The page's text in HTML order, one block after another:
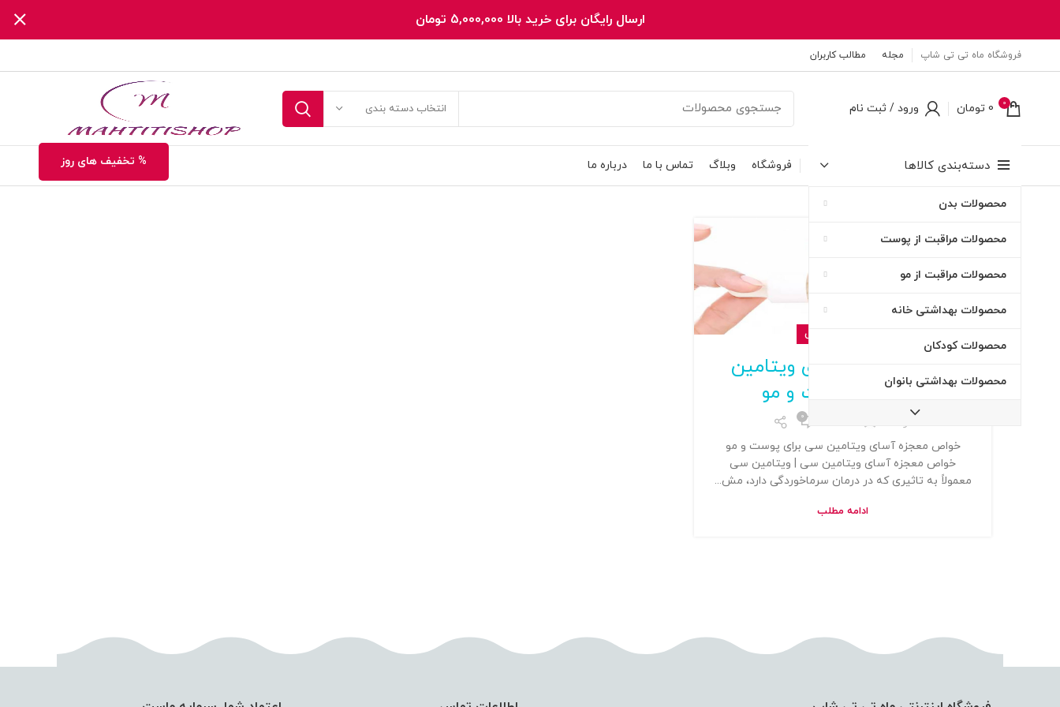
فروشگاه ماه تی تی شاپ مجله مطالب کاربران
0
0 تومان ورود / ثبت نام انتخاب دسته بندی
دسته‌بندی کالاها
محصولات بدن
محصولات مراقبت از پوست
محصولات مراقبت از مو
محصولات بهداشتی خانه
محصولات کودکان
محصولات بهداشتی بانوان
فروشگاه وبلاگ تماس با ما درباره ما % تخفیف های روز
۲۳
بهداشتی و مراقبتی
خواص معجزه‌ آسای ویتامین
سی برای پوست و مو
0
خواص معجزه‌ آسای ویتامین سی برای پوست و مو
خواص معجزه‌ آسای ویتامین سی | ویتامین سی
معمولاً به تاثیری که در درمان سرماخوردگی دارد، مش...
ادامه مطلب
ارسال رایگان برای خرید بالا 5,000,000 تومان